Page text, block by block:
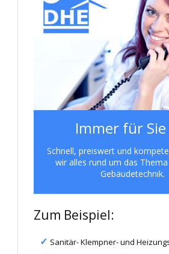
Immer für Sie
Schnell, preiswert und
wir alles rund um das
Gebäudetechnik.
Zum Beispiel:
Sanitär- Klempner- und